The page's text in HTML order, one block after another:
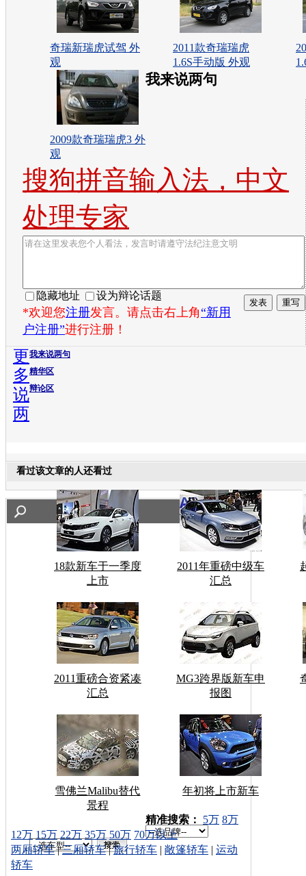
奇瑞新瑞虎试驾 外
观
2011款奇瑞瑞虎
1.6S手动版 外观
2009款奇瑞瑞虎3 外
观
我来说两句
搜狗拼音输入法，中文
处理专家
隐藏地址 设为辩论话题
*欢迎您注册发言。请点击右上角“新用
户注册”进行注册！
我来说两句
精华区
辩论区
更
多
说
两
看过该文章的人还看过
18款新车于一季度
上市
2011年重磅中级车
汇总
2011重磅合资紧凑
汇总
MG3跨界版新车申
报图
雪佛兰Malibu替代
景程
年初将上市新车
车型搜索：
精准搜索： 5万 8万
12万 15万 22万 35万 50万 70万以上
两厢轿车|三厢轿车|旅行轿车 | 敞篷轿车 | 运动
轿车